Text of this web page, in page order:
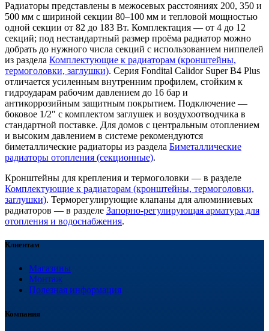
Радиаторы представлены в межосевых расстояниях 200, 350 и
500 мм с шириной секции 80–100 мм и тепловой мощностью
одной секции от 82 до 183 Вт. Комплектация — от 4 до 12
секций; под нестандартный размер проёма радиатор можно
добрать до нужного числа секций с использованием ниппелей
из раздела Комплектующие к радиаторам (кронштейны,
термоголовки, заглушки). Серия Fondital Calidor Super B4 Plus
отличается усиленным внутренним профилем, стойким к
гидроударам рабочим давлением до 16 бар и
антикоррозийным защитным покрытием. Подключение —
боковое 1/2″ с комплектом заглушек и воздухоотводчика в
стандартной поставке. Для домов с центральным отоплением
и высоким давлением в системе рекомендуются
биметаллические радиаторы из раздела Биметаллические
радиаторы отопления (секционные).
Кронштейны для крепления и термоголовки — в разделе
Комплектующие к радиаторам (кронштейны, термоголовки,
заглушки). Терморегулирующие клапаны для алюминиевых
радиаторов — в разделе Запорно-регулирующая арматура для
отопления и водоснабжения.
Клиентам
Магазины
Монтаж
Полезная информация
Компания